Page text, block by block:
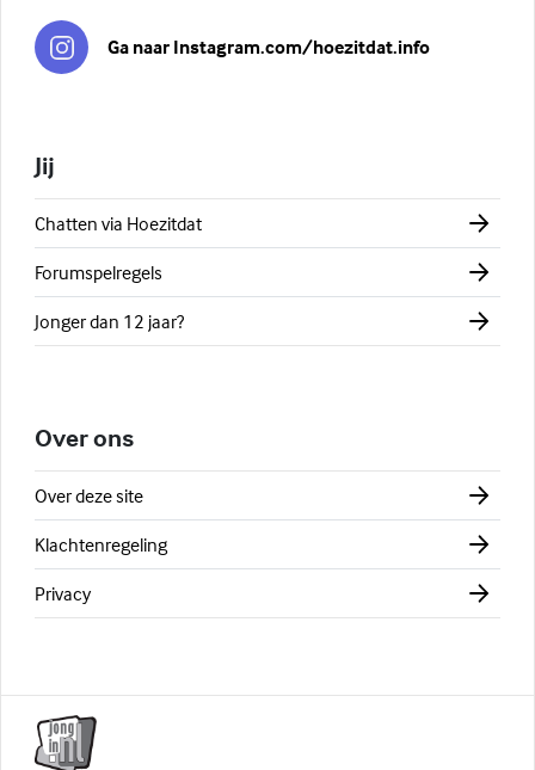
Ga naar Instagram.com/hoezitdat.info
Jij
Chatten via Hoezitdat
Forumspelregels
Jonger dan 12 jaar?
Over ons
Over deze site
Klachtenregeling
Privacy